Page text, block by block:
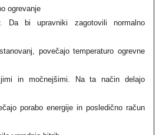
ogrevanje
Da bi upravniki zagotovili normalno
povečajo temperaturo ogrevne
in močnejšimi. Na ta način delajo
porabo energije in posledično račun